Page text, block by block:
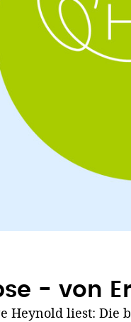
- von
Heynold liest: Die